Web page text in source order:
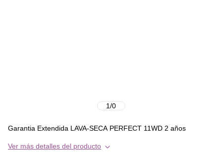
1/0
Garantia Extendida LAVA-SECA PERFECT 11WD 2 años
Ver más detalles del producto